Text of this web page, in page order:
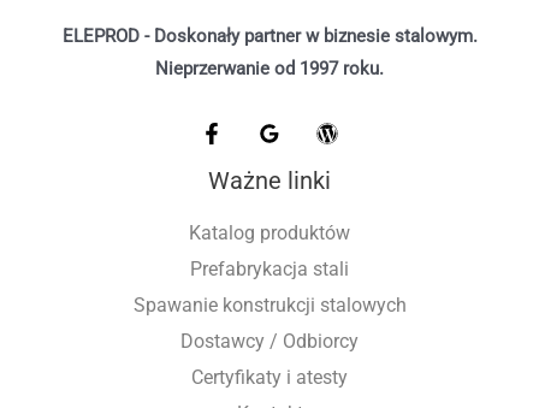
ELEPROD - Doskonały partner w biznesie stalowym.
Nieprzerwanie od 1997 roku.
Ważne linki
Katalog produktów
Prefabrykacja stali
Spawanie konstrukcji stalowych
Dostawcy / Odbiorcy
Certyfikaty i atesty